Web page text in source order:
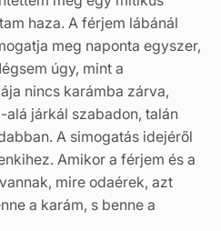
haza. A férjem lábánál
meg naponta egyszer,
úgy, mint a
nincs karámba zárva,
járkál szabadon, talán
A simogatás idejéről
Amikor a férjem és a
mire odaérek, azt
a karám, s benne a